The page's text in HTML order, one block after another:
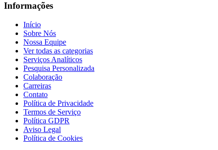
Informações
Início
Sobre Nós
Nossa Equipe
Ver todas as categorias
Serviços Analíticos
Pesquisa Personalizada
Colaboração
Carreiras
Contato
Política de Privacidade
Termos de Serviço
Política GDPR
Aviso Legal
Política de Cookies